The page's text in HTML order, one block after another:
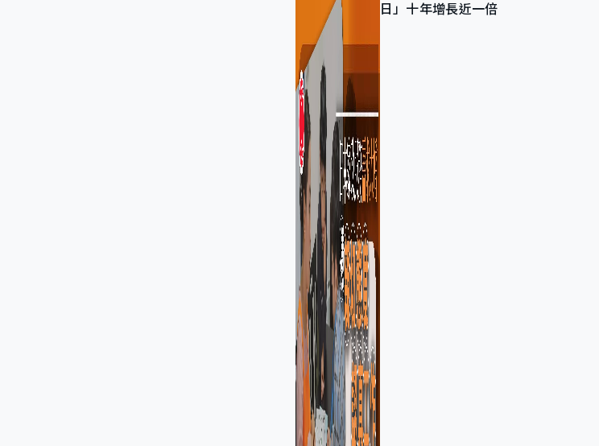
日」十年增長近一倍